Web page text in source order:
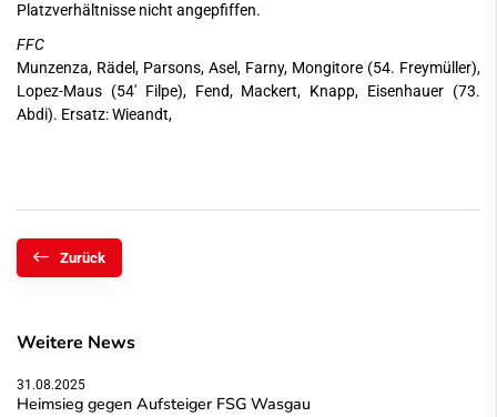
Platzverhältnisse nicht angepfiffen.
FFC
Munzenza, Rädel, Parsons, Asel, Farny, Mongitore (54. Freymüller),
Lopez-Maus (54' Filpe), Fend, Mackert, Knapp, Eisenhauer (73.
Abdi). Ersatz: Wieandt,
Zurück
Weitere News
31.08.2025
Heimsieg gegen Aufsteiger FSG Wasgau